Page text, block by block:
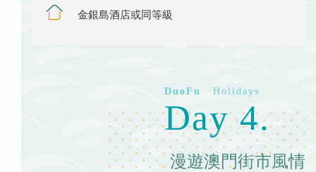
金銀島酒店或同等級
Day 4.
漫遊澳門街市風情